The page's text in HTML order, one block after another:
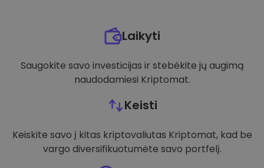
Laikyti
Saugokite savo investicijas ir stebėkite jų augimą
naudodamiesi Kriptomat.
Keisti
Keiskite savo į kitas kriptovaliutas Kriptomat, kad be
vargo diversifikuotumėte savo portfelį.